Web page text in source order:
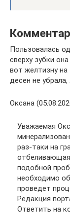
Пользовалась
сверху зубки
вот желтизну на
десен не
Оксана
Уважаемая
раз-таки на
отбеливающая
подобной
необходимо
проведет
Редакция
Ответить на